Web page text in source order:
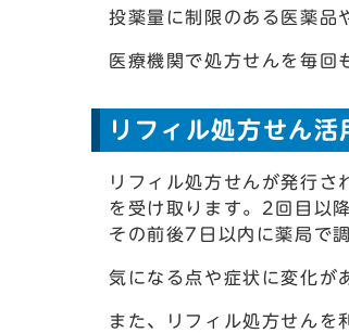
投薬量に制限のある医薬品
医療機関で処方せんを毎回
リフィル処方せん活
リフィル処方せんが発行
を受け取ります。2回目以
その前後7日以内に薬局で
気になる点や症状に変化が
また、リフィル処方せんを